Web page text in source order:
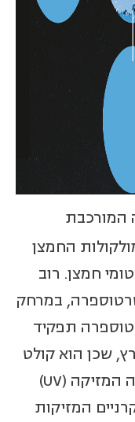
המורכבת
החמצן
חמצן. רוב
במרחק
תפקיד
שכן הוא קולט
את רוב הקרינה האולטרה-סגולה המזיקה (UV)
המזיקות